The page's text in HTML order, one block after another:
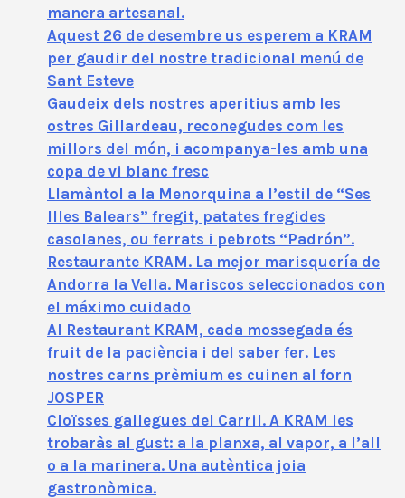
manera artesanal.
Aquest 26 de desembre us esperem a KRAM
per gaudir del nostre tradicional menú de
Sant Esteve
Gaudeix dels nostres aperitius amb les
ostres Gillardeau, reconegudes com les
millors del món, i acompanya-les amb una
copa de vi blanc fresc
Llamàntol a la Menorquina a l’estil de “Ses
Illes Balears” fregit, patates fregides
casolanes, ou ferrats i pebrots “Padrón”.
Restaurante KRAM. La mejor marisquería de
Andorra la Vella. Mariscos seleccionados con
el máximo cuidado
Al Restaurant KRAM, cada mossegada és
fruit de la paciència i del saber fer. Les
nostres carns prèmium es cuinen al forn
JOSPER
Cloïsses gallegues del Carril. A KRAM les
trobaràs al gust: a la planxa, al vapor, a l’all
o a la marinera. Una autèntica joia
gastronòmica.